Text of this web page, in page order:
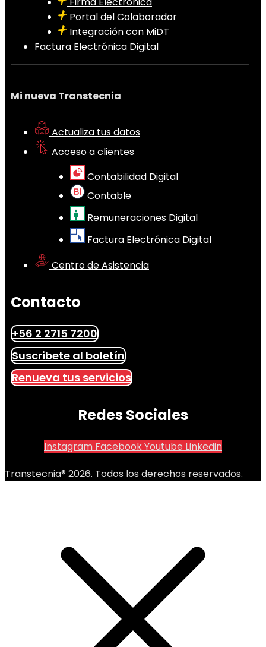
Portal del Colaborador
Integración con MiDT
Factura Electrónica Digital
Mi nueva Transtecnia
Actualiza tus datos
Acceso a clientes
Contabilidad Digital
Contable
Remuneraciones Digital
Factura Electrónica Digital
Centro de Asistencia
Contacto
+56 2 2715 7200
Suscribete al boletín
Renueva tus servicios
Redes Sociales
Instagram FacebookYoutube Linkedin
Transtecnia® 2026. Todos los derechos reservados.